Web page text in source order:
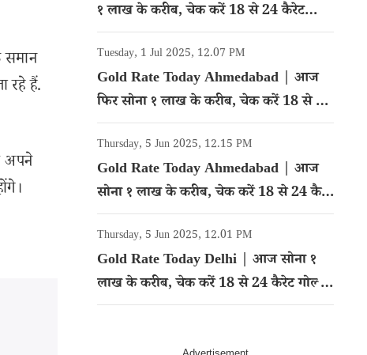
समान
रहे हैं.
अपने
१ लाख के करीब, चेक करें 18 से 24 कैरेट
गोल्ड का रेट
Tuesday, 1 Jul 2025, 12.07 PM
Gold Rate Today Ahmedabad | आज
फिर सोना १ लाख के करीब, चेक करें 18 से 24
कैरेट गोल्ड का रेट
Thursday, 5 Jun 2025, 12.15 PM
Gold Rate Today Ahmedabad | आज
सोना १ लाख के करीब, चेक करें 18 से 24 कैरेट
गोल्ड का रेट
Thursday, 5 Jun 2025, 12.01 PM
Gold Rate Today Delhi | आज सोना १
लाख के करीब, चेक करें 18 से 24 कैरेट गोल्ड
का रेट